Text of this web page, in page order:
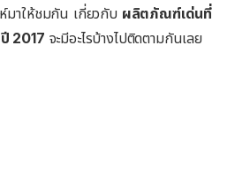
มาให้ชมกัน เกี่ยวกับ ผลิตภัณฑ์เด่นที่
2017 จะมีอะไรบ้างไปติดตามกันเลย